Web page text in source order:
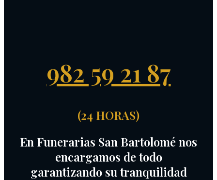
982 59 21 87
(24 HORAS)
En Funerarias San Bartolomé nos
encargamos de todo
garantizando su tranquilidad